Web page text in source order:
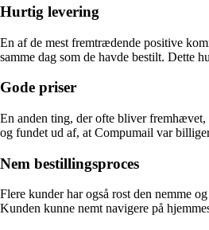
Hurtig levering
En af de mest fremtrædende positive
samme dag som de havde bestilt. Dette
Gode priser
En anden ting, der ofte bliver fremhævet,
og fundet ud af, at Compumail var
Nem bestillingsproces
Flere kunder har også rost den nemme
Kunden kunne nemt navigere på